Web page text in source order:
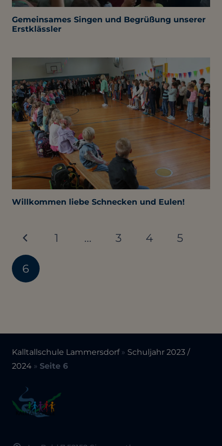
Gemeinsames Singen und Begrüßung unserer
Erstklässler
Willkommen liebe Schnecken und Eulen!
1 … 3 4 5
6
Kalltallschule Lammersdorf» Schuljahr 2023 /
2024 » Seite 6